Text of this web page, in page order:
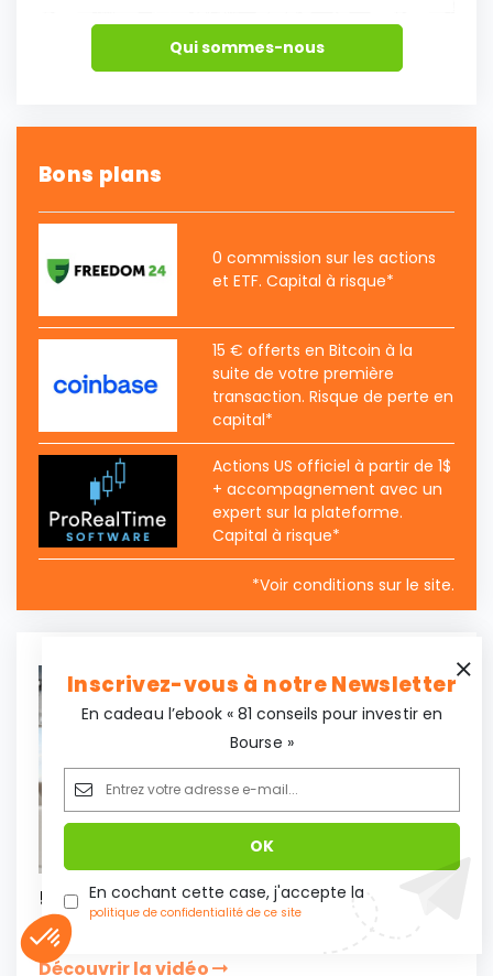
Qui sommes-nous
Bons plans
0 commission sur les actions
et ETF. Capital à risque*
15 € offerts en Bitcoin à la
suite de votre première
transaction. Risque de perte en
capital*
Actions US officiel à partir de 1$
+ accompagnement avec un
expert sur la plateforme.
Capital à risque*
*Voir conditions sur le site.
5 raisons d'investir dans
l'immobilier locatif
Découvrir la vidéo
Inscrivez-vous à notre Newsletter
En cadeau l’ebook « 81 conseils pour investir en
Bourse »
En cochant cette case, j'accepte la
politique de confidentialité de ce site